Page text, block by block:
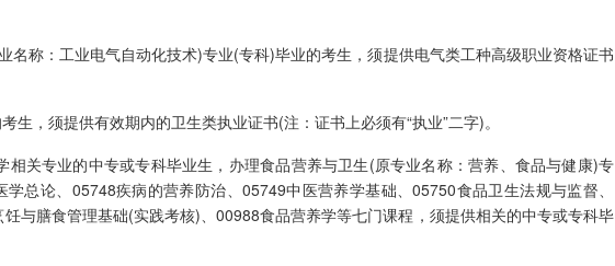
称：工业电气自动化技术)专业(专科)毕业的考生，须提供电气类工种高级职业资格证书
，须提供有效期内的卫生类执业证书(注：证书上必须有“执业”二字)。
关专业的中专或专科毕业生，办理食品营养与卫生(原专业名称：营养、食品与健康)专
总论、05748疾病的营养防治、05749中医营养学基础、05750食品卫生法规与监督、
与膳食管理基础(实践考核)、00988食品营养学等七门课程，须提供相关的中专或专科毕